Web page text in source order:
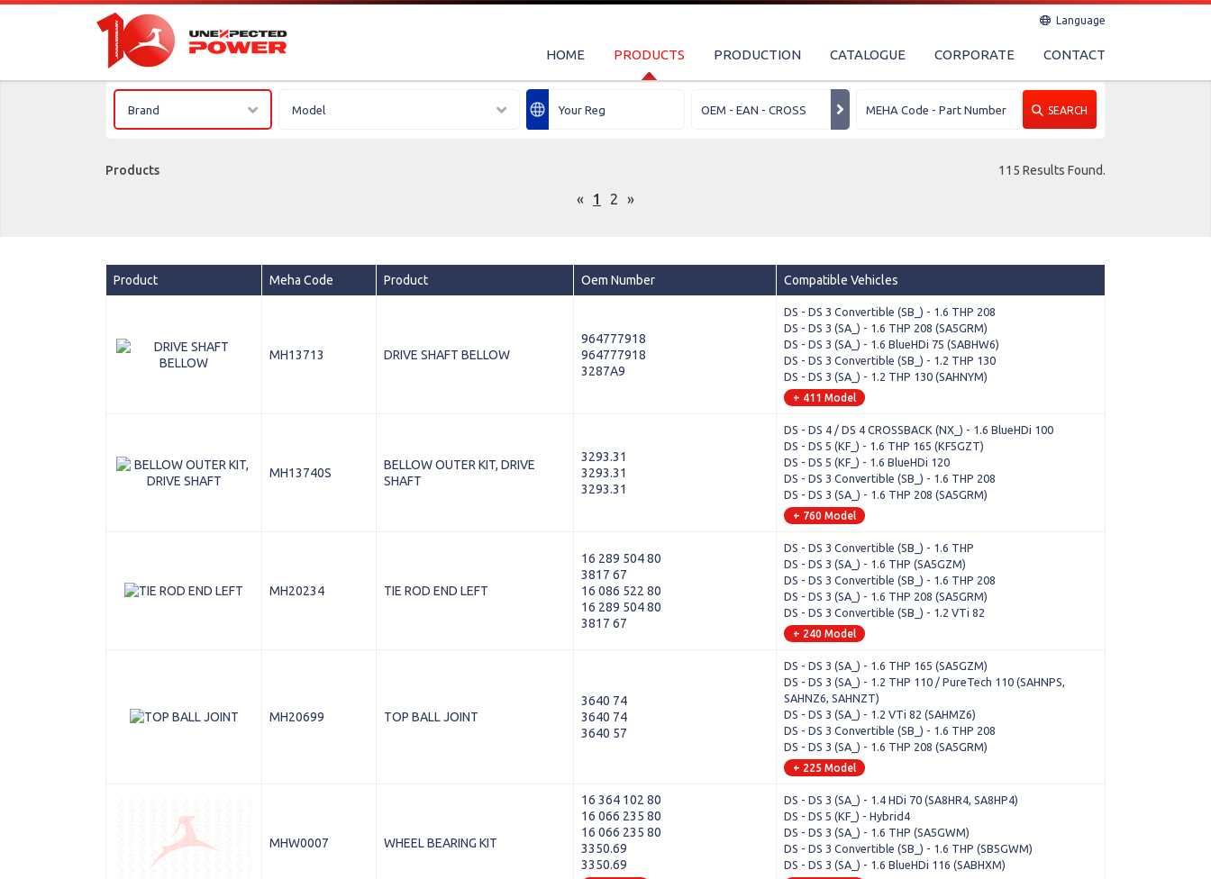
Language
HOME PRODUCTS PRODUCTION CATALOGUE CORPORATE CONTACT
Brand Model SEARCH
Products 115 Results Found.
« 1 2 »
Product Meha Code Product Oem Number Compatible Vehicles
MH13713 DRIVE SHAFT BELLOW
964777918
964777918
3287A9
DS - DS 3 Convertible (SB_) - 1.6 THP 208
DS - DS 3 (SA_) - 1.6 THP 208 (SA5GRM)
DS - DS 3 (SA_) - 1.6 BlueHDi 75 (SABHW6)
DS - DS 3 Convertible (SB_) - 1.2 THP 130
DS - DS 3 (SA_) - 1.2 THP 130 (SAHNYM)
+ 411 Model
MH13740S
BELLOW OUTER KIT, DRIVE
SHAFT
3293.31
3293.31
3293.31
DS - DS 4 / DS 4 CROSSBACK (NX_) - 1.6 BlueHDi 100
DS - DS 5 (KF_) - 1.6 THP 165 (KF5GZT)
DS - DS 5 (KF_) - 1.6 BlueHDi 120
DS - DS 3 Convertible (SB_) - 1.6 THP 208
DS - DS 3 (SA_) - 1.6 THP 208 (SA5GRM)
+ 760 Model
MH20234 TIE ROD END LEFT
16 289 504 80
3817 67
16 086 522 80
16 289 504 80
3817 67
DS - DS 3 Convertible (SB_) - 1.6 THP
DS - DS 3 (SA_) - 1.6 THP (SA5GZM)
DS - DS 3 Convertible (SB_) - 1.6 THP 208
DS - DS 3 (SA_) - 1.6 THP 208 (SA5GRM)
DS - DS 3 Convertible (SB_) - 1.2 VTi 82
+ 240 Model
MH20699 TOP BALL JOINT
3640 74
3640 74
3640 57
DS - DS 3 (SA_) - 1.6 THP 165 (SA5GZM)
DS - DS 3 (SA_) - 1.2 THP 110 / PureTech 110 (SAHNPS,
SAHNZ6, SAHNZT)
DS - DS 3 (SA_) - 1.2 VTi 82 (SAHMZ6)
DS - DS 3 Convertible (SB_) - 1.6 THP 208
DS - DS 3 (SA_) - 1.6 THP 208 (SA5GRM)
+ 225 Model
MHW0007 WHEEL BEARING KIT
16 364 102 80
16 066 235 80
16 066 235 80
3350.69
3350.69
DS - DS 3 (SA_) - 1.4 HDi 70 (SA8HR4, SA8HP4)
DS - DS 5 (KF_) - Hybrid4
DS - DS 3 (SA_) - 1.6 THP (SA5GWM)
DS - DS 3 Convertible (SB_) - 1.6 THP (SB5GWM)
DS - DS 3 (SA_) - 1.6 BlueHDi 116 (SABHXM)